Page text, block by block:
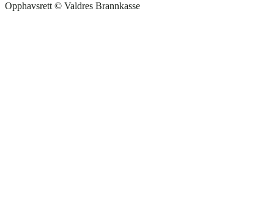
Opphavsrett © Valdres Brannkasse